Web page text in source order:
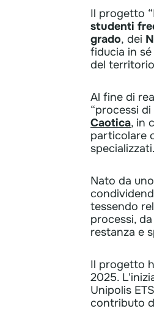
Il progetto
studenti
grado, dei
fiducia in
del
Al fine di
“processi
Caotica, in
particolare
specializzati.
Nato da
tessendo
processi,
restanza e
Il progetto
2025.
Unipolis
contributo